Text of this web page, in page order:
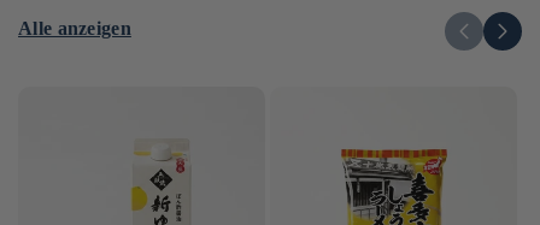
Alle anzeigen